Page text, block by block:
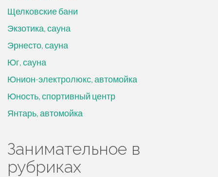
Щелковские бани
Экзотика, сауна
Эрнесто, сауна
Юг, сауна
Юнион-электролюкс, автомойка
Юность, спортивный центр
Янтарь, автомойка
Занимательное в
рубриках